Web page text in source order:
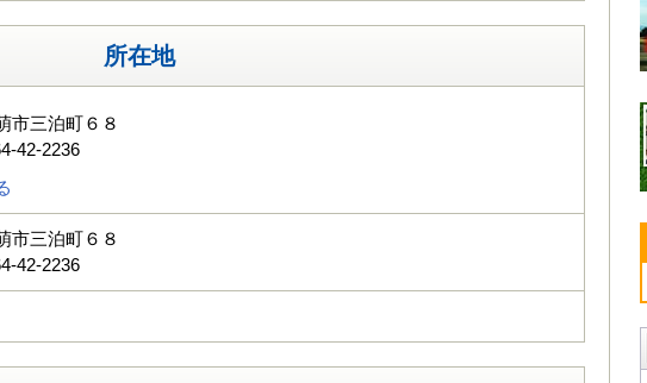
所在地
市三泊町６８
42-2236
市三泊町６８
42-2236